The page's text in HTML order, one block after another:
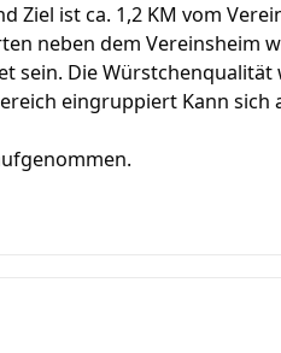
Ziel ist ca. 1,2 KM vom
neben dem Vereinsheim
Die Würstchenqualität
eingruppiert Kann sich